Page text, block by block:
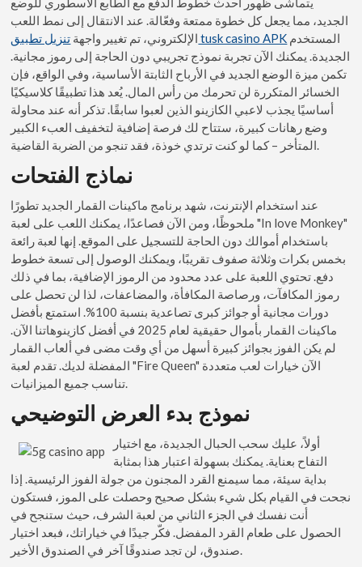
الجديد، مما يجعل كل خطوة ممتعة وفعّالة. عند الانتقال إلى نمط اللعب
الإلكتروني، تم تغيير واجهة تنزيل تطبيق tusk casino APK
الجديدة. يمكنك الآن تجربة نموذج تجريبي دون الحاجة إلى رموز مجانية.
تكمن ميزة الوضع الجديد في الأرباح الثابتة الأساسية، وفي الواقع، فإن
الخسائر المتكررة لن تحرمك من رأس المال. يُعد هذا تطبيقًا كلاسيكيًا
أساسيًا يجذب لاعبي الكازينو الذين لعبوا سابقًا. تذكر أنه عند محاولة
وضع رهانات كبيرة، ستتاح لك فرصة إضافية لتخفيف العبء الكبير
نماذج الفتحات
عند استخدام الإنترنت، شهد برنامج ماكينات القمار الجديد تطورًا
ملحوظًا، ومن الآن فصاعدًا، يمكنك اللعب على لعبة "In love Monkey"
باستخدام أموالك دون الحاجة للتسجيل على الموقع. إنها لعبة رائعة
بخمس بكرات وثلاثة صفوف تقريبًا، ويمكنك الوصول إلى تسعة خطوط
دفع. تحتوي اللعبة على عدد محدود من الرموز الإضافية، بما في ذلك
رموز المكافآت، ورصاصة المكافأة، والمضاعفات، لذا لن تحصل على
دورات مجانية أو جوائز كبرى تصاعدية بنسبة 100%. استمتع بأفضل
ماكينات القمار بأموال حقيقية لعام 2025 في أفضل كازينوهاتنا الآن.
لم يكن الفوز بجوائز كبيرة أسهل من أي وقت مضى في ألعاب القمار
المفضلة لديك. تقدم لعبة "Fire Queen" الآن خيارات لعب متعددة
نموذج بدء العرض التوضيحي
أولاً، عليك سحب الحبال الجديدة، مع اختيار
التفاح بعناية. يمكنك بسهولة اعتبار هذا بمثابة
بداية سيئة، مما سيمنع القرد المجنون من جولة الفوز الرئيسية. إذا
نجحت في القيام بكل شيء بشكل صحيح وحصلت على الموز، فستكون
أنت نفسك في الجزء الثاني من لعبة الشرف، حيث ستنجح في
الحصول على طعام القرد المفضل. فكّر جيدًا في خياراتك، فبعد اختيار